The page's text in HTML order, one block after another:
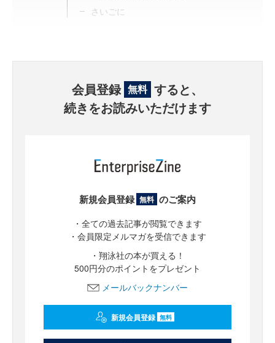
さいごに
会員登録 無料 すると、
続きをお読みいただけます
新規会員登録 無料 のご案内
・全ての過去記事が閲覧できます
・会員限定メルマガを受信できます
・翔泳社の本が買える！
500円分のポイントをプレゼント
メールバックナンバー
新規会員登録 無料